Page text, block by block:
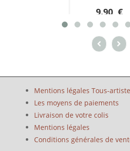
9.90 €
Mentions légales Tous-
Les moyens de paiements
Livraison de votre colis
Mentions légales
Conditions générales de